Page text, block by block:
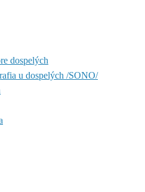
dospelých
u dospelých /SONO/